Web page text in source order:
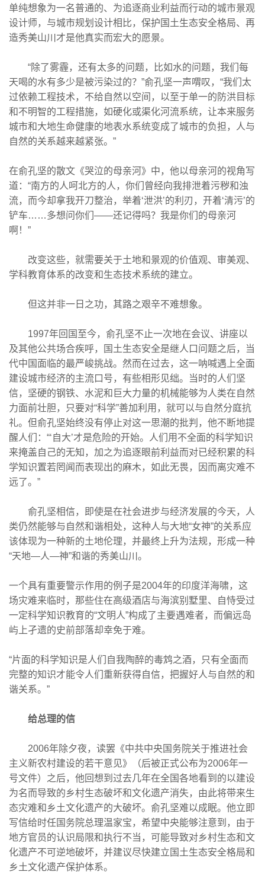
单纯想象为一名普通的、为追逐商业利益而行动的城市景观
设计师，与城市规划设计相比，保护国土生态安全格局、再
造秀美山川才是他真实而宏大的愿景。
“除了雾霾，还有太多的问题，比如水的问题，我们每
天喝的水有多少是被污染过的？”俞孔坚一声喟叹，“我们太
过依赖工程技术，不给自然以空间，以至于单一的防洪目标
和不明智的工程措施，如硬化或渠化河流系统，让本来服务
城市和大地生命健康的地表水系统变成了城市的负担，人与
自然的关系越来越紧张。”
在俞孔坚的散文《哭泣的母亲河》中，他以母亲河的视角写
道：“南方的人呵北方的人，你们曾经向我排泄着污秽和浊
流，而今却拿我开刀整治，举着‘泄洪’的利刃，开着‘清污’的
铲车……多想问你们——还记得吗？我是你们的母亲河
啊！”
改变这些，就需要关于土地和景观的价值观、审美观、
学科教育体系的改变和生态技术系统的建立。
但这并非一日之功，其路之艰辛不难想象。
1997年回国至今，俞孔坚不止一次地在会议、讲座以
及其他公共场合疾呼，国土生态安全是继人口问题之后，当
代中国面临的最严峻挑战。然而在过去，这一呐喊遇上全面
建设城市经济的主流口号，有些相形见绌。当时的人们坚
信，坚硬的钢铁、水泥和巨大力量的机械能够为人类在自然
力面前壮胆，只要对“科学”善加利用，就可以与自然分庭抗
礼。但俞孔坚始终没有停止对这一思潮的批判，他不断地提
醒人们：“‘自大’才是危险的开始。人们用不全面的科学知识
来掩盖自己的无知，加之为追逐眼前利益而对已经积累的科
学知识置若罔闻而表现出的麻木，如此无畏，因而离灾难不
远了。”
俞孔坚相信，即使是在社会进步与经济发展的今天，人
类仍然能够与自然和谐相处，这种人与大地“女神”的关系应
该体现为一种新的土地伦理，并最终上升为法规，形成一种
“天地—人—神”和谐的秀美山川。
一个具有重要警示作用的例子是2004年的印度洋海啸，这
场灾难来临时，那些住在高级酒店与海滨别墅里、自恃受过
一定科学知识教育的“文明人”构成了主要遇难者，而偏远岛
屿上孑遗的史前部落却幸免于难。
“片面的科学知识是人们自我陶醉的毒鸩之酒，只有全面而
完整的知识才能令人们重新获得自信，把握好人与自然的和
谐关系。”
给总理的信
2006年除夕夜，读罢《中共中央国务院关于推进社会
主义新农村建设的若干意见》（后被正式公布为2006年一
号文件）之后，他回想到过去几年在全国各地看到的以建设
为名而导致的乡村生态破坏和文化遗产消失，由此将带来生
态灾难和乡土文化遗产的大破坏。俞孔坚难以成眠。他立即
写信给时任国务院总理温家宝，希望中央能够注意到，由于
地方官员的认识局限和执行不当，可能导致对乡村生态和文
化遗产不可逆地破坏，并建议尽快建立国土生态安全格局和
乡土文化遗产保护体系。